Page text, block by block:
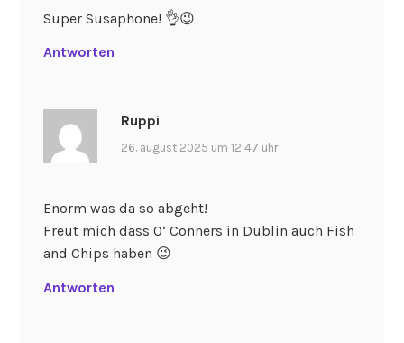
Super Susaphone! 👌😉
Antworten
Ruppi
26. august 2025 um 12:47 uhr
Enorm was da so abgeht!
Freut mich dass O‘ Conners in Dublin auch Fish
and Chips haben 😉
Antworten